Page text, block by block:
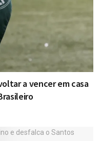
a vencer em casa